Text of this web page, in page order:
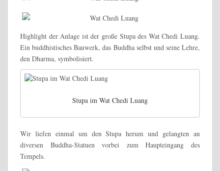
Highlight der Anlage ist der große Stupa des Wat Chedi Luang.
Ein buddhistisches Bauwerk, das Buddha selbst und seine Lehre,
den Dharma, symbolisiert.
Stupa im Wat Chedi Luang
Wir liefen einmal um den Stupa herum und gelangten an
diversen Buddha-Statuen vorbei zum Haupteingang des
Tempels.